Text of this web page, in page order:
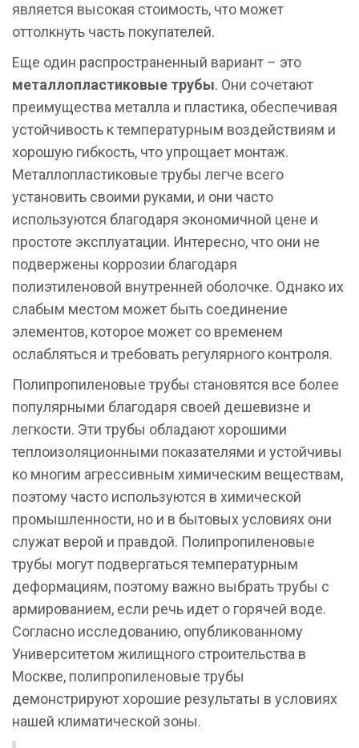
является высокая стоимость, что может
оттолкнуть часть покупателей.
Еще один распространенный вариант – это
металлопластиковые трубы. Они сочетают
преимущества металла и пластика, обеспечивая
устойчивость к температурным воздействиям и
хорошую гибкость, что упрощает монтаж.
Металлопластиковые трубы легче всего
установить своими руками, и они часто
используются благодаря экономичной цене и
простоте эксплуатации. Интересно, что они не
подвержены коррозии благодаря
полиэтиленовой внутренней оболочке. Однако их
слабым местом может быть соединение
элементов, которое может со временем
ослабляться и требовать регулярного контроля.
Полипропиленовые трубы становятся все более
популярными благодаря своей дешевизне и
легкости. Эти трубы обладают хорошими
теплоизоляционными показателями и устойчивы
ко многим агрессивным химическим веществам,
поэтому часто используются в химической
промышленности, но и в бытовых условиях они
служат верой и правдой. Полипропиленовые
трубы могут подвергаться температурным
деформациям, поэтому важно выбрать трубы с
армированием, если речь идет о горячей воде.
Согласно исследованию, опубликованному
Университетом жилищного строительства в
Москве, полипропиленовые трубы
демонстрируют хорошие результаты в условиях
нашей климатической зоны.